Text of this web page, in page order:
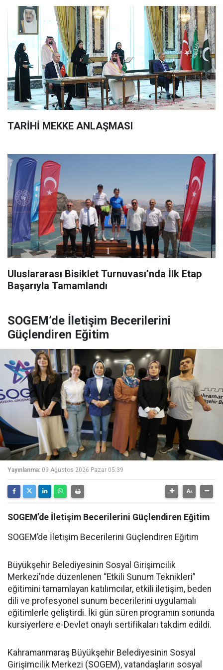
TARİHİ MEKKE ANLAŞMASI
Uluslararası Bisiklet Turnuvası’nda İlk Etap
Başarıyla Tamamlandı
SOGEM’de İletişim Becerilerini
Güçlendiren Eğitim
Yayınlanma: 09 Ağustos 2026 Pazar 05:39
SOGEM’de İletişim Becerilerini Güçlendiren Eğitim
SOGEM’de İletişim Becerilerini Güçlendiren Eğitim
Büyükşehir Belediyesinin Sosyal Girişimcilik
Merkezi’nde düzenlenen “Etkili Sunum Teknikleri”
eğitimini tamamlayan katılımcılar, etkili iletişim, beden
dili ve profesyonel sunum becerilerini uygulamalı
eğitimlerle geliştirdi. İki gün süren programın sonunda
kursiyerlere e-Devlet onaylı sertifikaları takdim edildi.
Kahramanmaraş Büyükşehir Belediyesinin Sosyal
Girişimcilik Merkezi (SOGEM), vatandaşların sosyal